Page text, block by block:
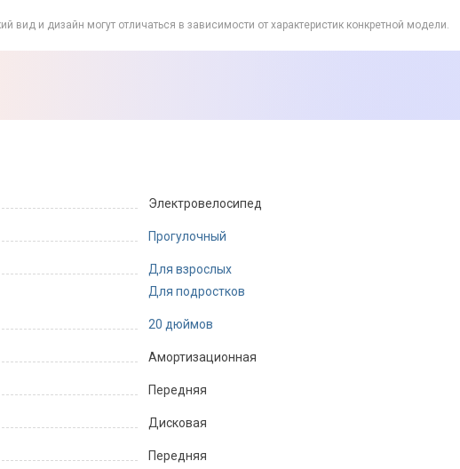
и дизайн могут отличаться в зависимости от характеристик конкретной модели.
Электровелосипед
Прогулочный
Для взрослых
Для подростков
20 дюймов
Амортизационная
Передняя
Дисковая
Передняя